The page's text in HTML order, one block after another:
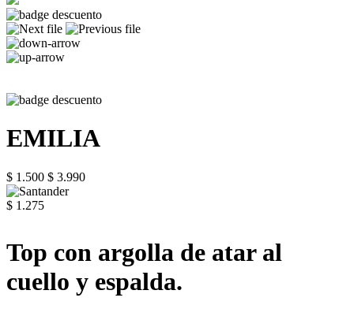
EMILIA
$ 1.500 $ 3.990
$ 1.275
Top con argolla de atar al
cuello y espalda.